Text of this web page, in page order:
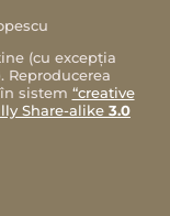
(cu excepția
Reproducerea
sistem “creative
Share-alike 3.0